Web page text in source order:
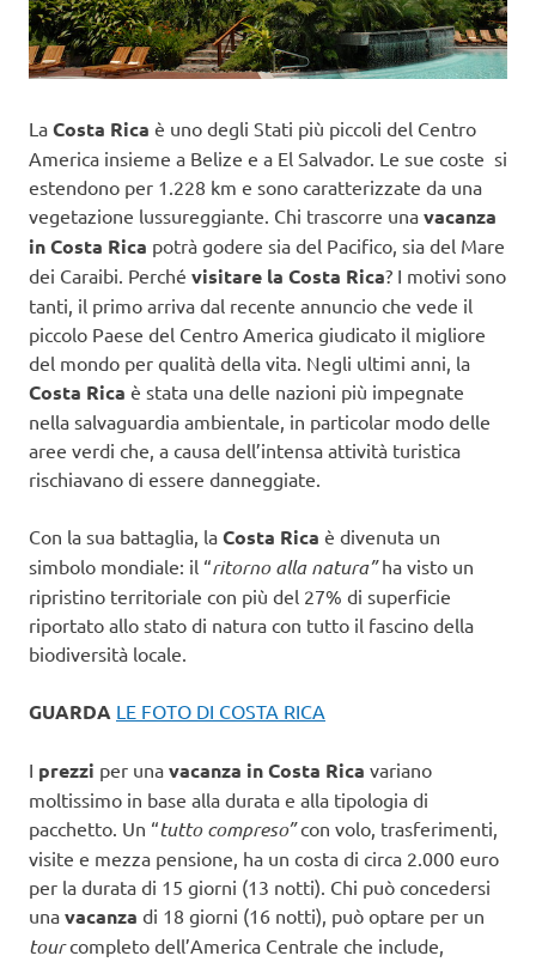
La Costa Rica è uno degli Stati più piccoli del Centro
America insieme a Belize e a El Salvador. Le sue coste si
estendono per 1.228 km e sono caratterizzate da una
vegetazione lussureggiante. Chi trascorre una vacanza
in Costa Rica potrà godere sia del Pacifico, sia del Mare
dei Caraibi. Perché visitare la Costa Rica? I motivi sono
tanti, il primo arriva dal recente annuncio che vede il
piccolo Paese del Centro America giudicato il migliore
del mondo per qualità della vita. Negli ultimi anni, la
Costa Rica è stata una delle nazioni più impegnate
nella salvaguardia ambientale, in particolar modo delle
aree verdi che, a causa dell’intensa attività turistica
rischiavano di essere danneggiate.
Con la sua battaglia, la Costa Rica è divenuta un
simbolo mondiale: il “ritorno alla natura”ha visto un
ripristino territoriale con più del 27% di superficie
riportato allo stato di natura con tutto il fascino della
biodiversità locale.
GUARDA LE FOTO DI COSTA RICA
I prezzi per una vacanza in Costa Rica variano
moltissimo in base alla durata e alla tipologia di
pacchetto. Un “tutto compreso”con volo, trasferimenti,
visite e mezza pensione, ha un costa di circa 2.000 euro
per la durata di 15 giorni (13 notti). Chi può concedersi
una vacanza di 18 giorni (16 notti), può optare per un
tourcompleto dell’America Centrale che include,